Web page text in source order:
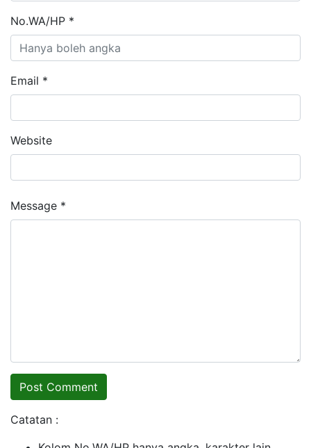
No.WA/HP *
Email *
Website
Message *
Catatan :